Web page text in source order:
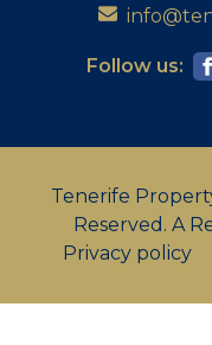
Follow us:
Tenerife
Reserved. A
Privacy policy